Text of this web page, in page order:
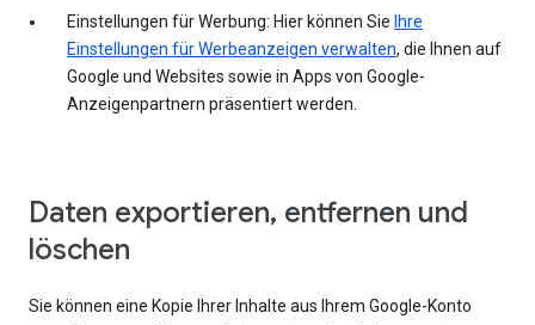
Einstellungen für Werbung: Hier können Sie Ihre
Einstellungen für Werbeanzeigen verwalten, die Ihnen auf
Google und Websites sowie in Apps von Google-
Anzeigenpartnern präsentiert werden.
Daten exportieren, entfernen und
löschen
Sie können eine Kopie Ihrer Inhalte aus Ihrem Google-Konto